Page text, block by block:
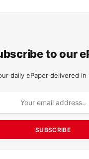
to our
daily ePaper delivered in
SUBSCRIBE